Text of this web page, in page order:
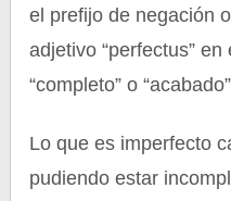
el prefijo de negación
adjetivo “perfectus” en
“completo” o
Lo que es imperfecto
pudiendo estar